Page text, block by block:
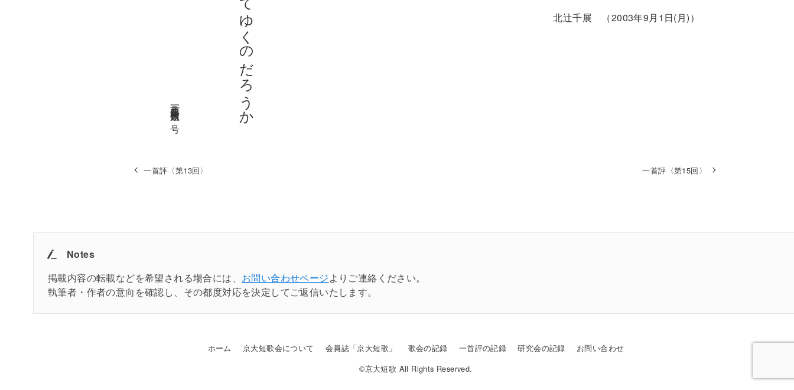
西之原一貴 『京大短歌』 13号
北辻千展 （2003年9月1日(月)）
一首評〈第13回〉 一首評〈第15回〉
Notes
掲載内容の転載などを希望される場合には、 お問い合わせページよりご連絡ください。
執筆者・作者の意向を確認し、その都度対応を決定してご返信いたします。
ホーム 京大短歌会について 会員誌「京大短歌」 歌会の記録 一首評の記録 研究会の記録
お問い合わせ
©京大短歌 All Rights Reserved.